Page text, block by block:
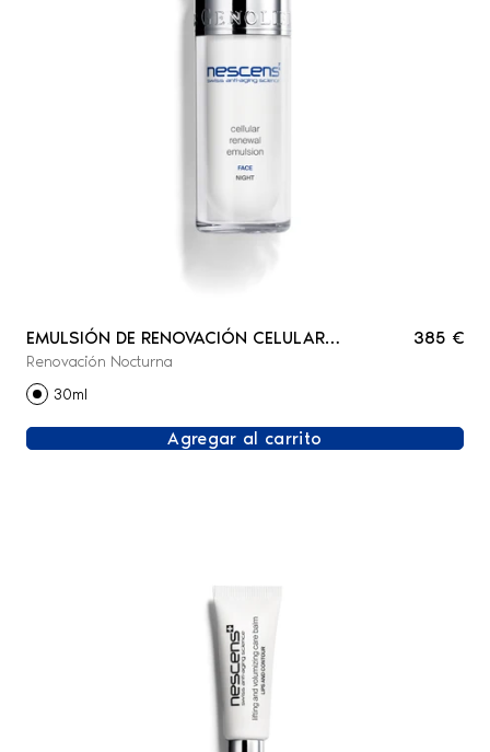
EMULSIÓN DE RENOVACIÓN CELULAR
NOCTURNA - ROSTRO
Renovación Nocturna
385 €
30ml
Agregar al carrito